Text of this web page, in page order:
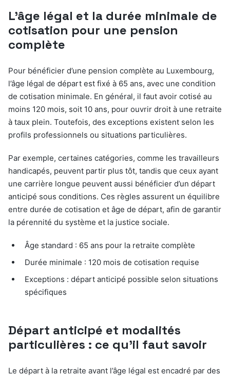
L’âge légal et la durée minimale de
cotisation pour une pension
complète
Pour bénéficier d’une pension complète au Luxembourg,
l’âge légal de départ est fixé à 65 ans, avec une condition
de cotisation minimale. En général, il faut avoir cotisé au
moins 120 mois, soit 10 ans, pour ouvrir droit à une retraite
à taux plein. Toutefois, des exceptions existent selon les
profils professionnels ou situations particulières.
Par exemple, certaines catégories, comme les travailleurs
handicapés, peuvent partir plus tôt, tandis que ceux ayant
une carrière longue peuvent aussi bénéficier d’un départ
anticipé sous conditions. Ces règles assurent un équilibre
entre durée de cotisation et âge de départ, afin de garantir
la pérennité du système et la justice sociale.
Âge standard : 65 ans pour la retraite complète
Durée minimale : 120 mois de cotisation requise
Exceptions : départ anticipé possible selon situations
spécifiques
Départ anticipé et modalités
particulières : ce qu’il faut savoir
Le départ à la retraite avant l’âge légal est encadré par des